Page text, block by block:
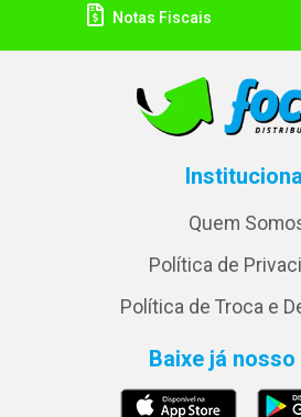
Notas Fiscais
Quem
Política de
Política de Troca e
Baixe já nosso